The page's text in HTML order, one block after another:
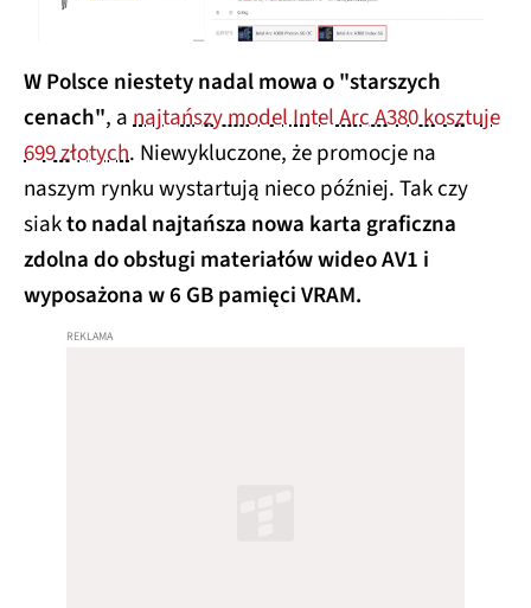
W Polsce niestety nadal mowa o "starszych
cenach", anajtańszy model Intel Arc A380 kosztuje
699 złotych. Niewykluczone, że promocje na
naszym rynku wystartują nieco później. Tak czy
siakto nadal najtańsza nowa karta graficzna
zdolna do obsługi materiałów wideo AV1 i
wyposażona w 6 GB pamięci VRAM.